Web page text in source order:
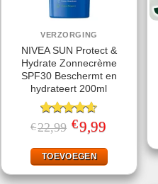
VERZORGING
NIVEA SUN Protect &
Hydrate Zonnecrème
SPF30 Beschermt en
hydrateert 200ml
Gewaardeerd
4.56 uit 5
€22,99 Oorspronkelijke
prijs
€22,99.
€9,99Huidige
€9,99.
TOEVOEGEN